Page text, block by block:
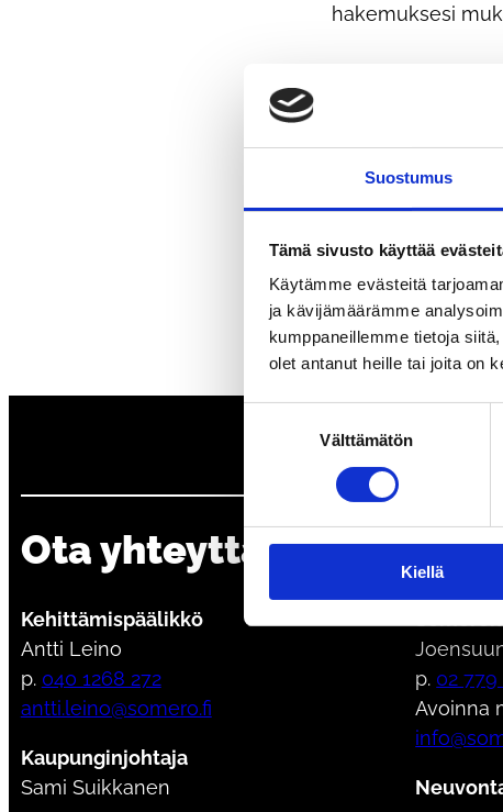
Suostumus
Tämä sivusto käyttää
Käytämme evästeitä
ja kävijämäärämme
kumppaneillemme tietoja
olet antanut heille tai joita on
Välttämätön
Kiellä
hakemuksesi
Ota yhteyttä
Kehittämispäälikkö
Antti Leino
p. 040 1268 272
antti.leino@somero.fi
Kaupunginjohtaja
Sami Suikkanen
p. 02 779
Avoinna